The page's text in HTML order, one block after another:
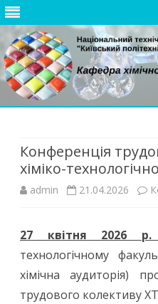
Конференція
хіміко-
admin 21.04.2026
27 квітня 2026
технологічному
хімічна аудиторія)
трудового колективу